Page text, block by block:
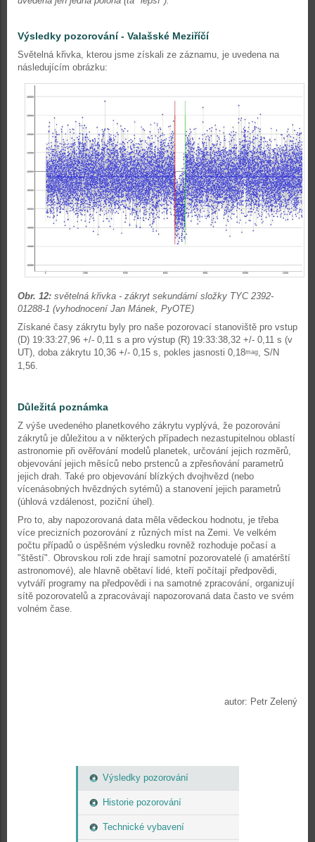
Výsledky pozorování
Historie pozorování
Technické vybavení
Výsledky pozorování - Valašské Meziříčí
Světelná křivka, kterou jsme získali ze záznamu, je uvedena na
následujícím obrázku:
Obr. 12: světelná křivka - zákryt sekundární složky TYC 2392-
01288-1 (vyhodnocení Jan Mánek, PyOTE)
Získané časy zákrytu byly pro naše pozorovací stanoviště pro vstup
(D) 19:33:27,96 +/- 0,11 s a pro výstup (R) 19:33:38,32 +/- 0,11 s (v
UT), doba zákrytu 10,36 +/- 0,15 s, pokles jasnosti 0,18mag, S/N
1,56.
Důležitá poznámka
Z výše uvedeného planetkového zákrytu vyplývá, že pozorování
zákrytů je důležitou a v některých případech nezastupitelnou oblastí
astronomie při ověřování modelů planetek, určování jejich rozměrů,
objevování jejich měsíců nebo prstenců a zpřesňování parametrů
jejich drah. Také pro objevování blízkých dvojhvězd (nebo
vícenásobných hvězdných sytémů) a stanovení jejich parametrů
(úhlová vzdálenost, poziční úhel).
Pro to, aby napozorovaná data měla vědeckou hodnotu, je třeba
více precizních pozorování z různých míst na Zemi. Ve velkém
počtu případů o úspěšném výsledku rovněž rozhoduje počasí a
"štěstí". Obrovskou roli zde hrají samotní pozorovatelé (i amatérští
astronomové), ale hlavně obětaví lidé, kteří počítají předpovědi,
vytváří programy na předpovědi i na samotné zpracování, organizují
sítě pozorovatelů a zpracovávají napozorovaná data často ve svém
volném čase.
autor: Petr Zelený